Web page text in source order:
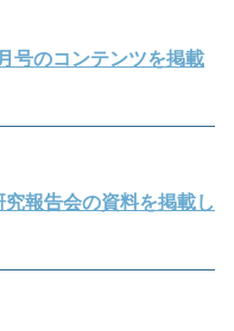
のコンテンツを掲載
報告会の資料を掲載し